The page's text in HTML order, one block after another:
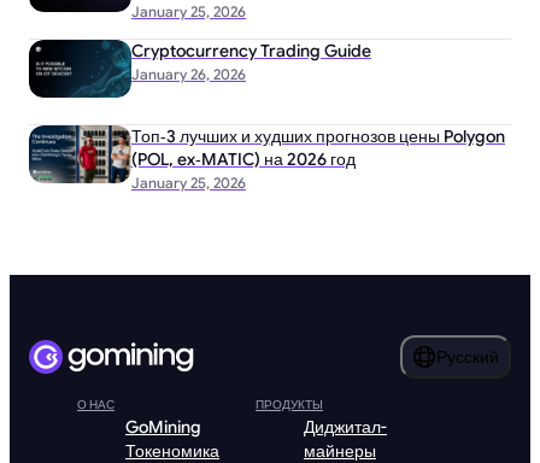
January 25, 2026
January 26, 2026
Cryptocurrency Trading Guide
January 25, 2026
Топ‑3 лучших и худших прогнозов цены Polygon
(POL, ex‑MATIC) на 2026 год
Русский
О НАС
GoMining
Токеномика
ПРОДУКТЫ
Диджитал-
майнеры